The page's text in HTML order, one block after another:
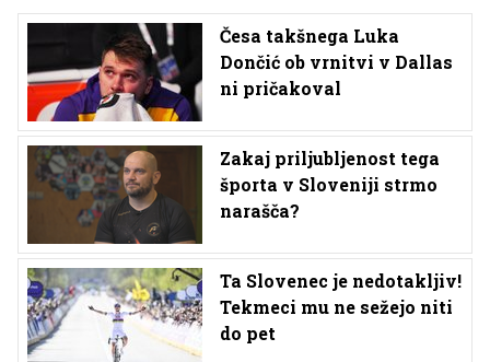
Česa takšnega Luka
Dončić ob vrnitvi v Dallas
ni pričakoval
Zakaj priljubljenost tega
športa v Sloveniji strmo
narašča?
Ta Slovenec je nedotakljiv!
Tekmeci mu ne sežejo niti
do pet